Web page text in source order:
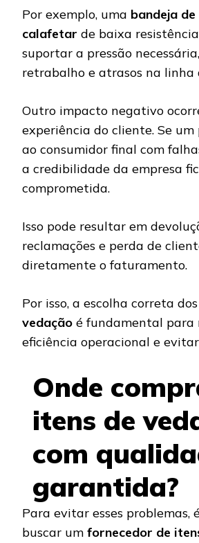
Por exemplo, uma bandeja
calafetar de baixa
suportar a pressão
retrabalho e atrasos na linha
Outro impacto negativo
experiência do cliente. Se
ao consumidor final com
a credibilidade da empresa
comprometida.
Isso pode resultar em
reclamações e perda de
diretamente o faturamento.
Por isso, a escolha correta dos
vedação é fundamental para
eficiência operacional e
Onde
itens de
com
garantida?
Para evitar esses problemas,
buscar um fornecedor de